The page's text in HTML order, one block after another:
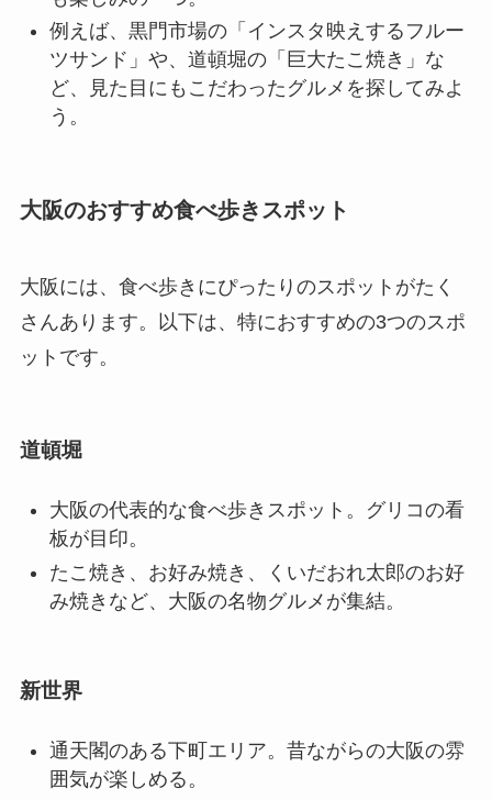
例えば、黒門市場の「インスタ映えするフルー
ツサンド」や、道頓堀の「巨大たこ焼き」な
ど、見た目にもこだわったグルメを探してみよ
う。
大阪のおすすめ食べ歩きスポット
大阪には、食べ歩きにぴったりのスポットがたく
さんあります。以下は、特におすすめの3つのスポ
ットです。
道頓堀
大阪の代表的な食べ歩きスポット。グリコの看
板が目印。
たこ焼き、お好み焼き、くいだおれ太郎のお好
み焼きなど、大阪の名物グルメが集結。
新世界
通天閣のある下町エリア。昔ながらの大阪の雰
囲気が楽しめる。